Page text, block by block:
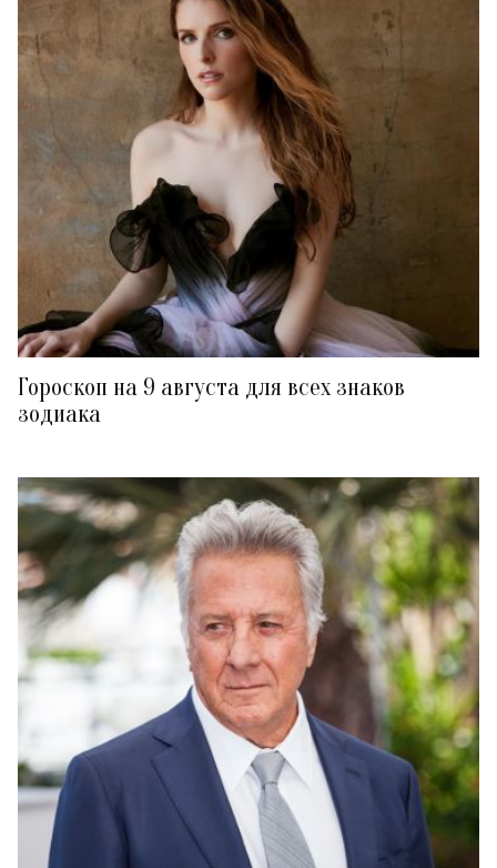
Гороскоп на 9 августа для всех знаков
зодиака